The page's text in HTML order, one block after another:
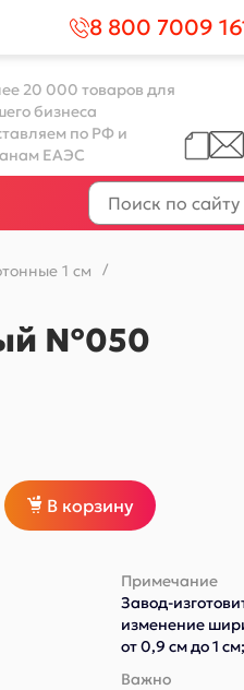
8 800 7009
20 000 товаров для
бизнеса
по РФ и
ЕАЭС
1 см
/
№050
В корзину
Примечание
Завод-
изменение
от 0,9 см до 1 см;
Важно